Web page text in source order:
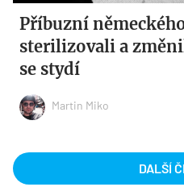
Příbuzní
sterilizovali a
se stydí
Martin Miko
DALŠÍ